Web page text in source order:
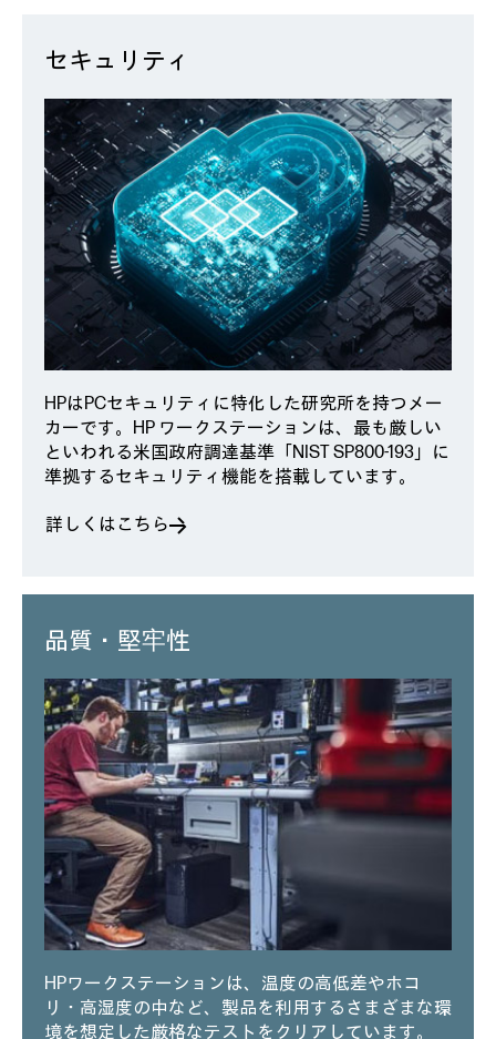
セキュリティ
HPはPCセキュリティに特化した研究所を持つメー
カーです。HP ワークステーションは、最も厳しい
といわれる米国政府調達基準「NIST SP800-193」に
準拠するセキュリティ機能を搭載しています。
詳しくはこちら
品質・堅牢性
HPワークステーションは、温度の高低差やホコ
リ・高湿度の中など、製品を利用するさまざまな環
境を想定した厳格なテストをクリアしています。